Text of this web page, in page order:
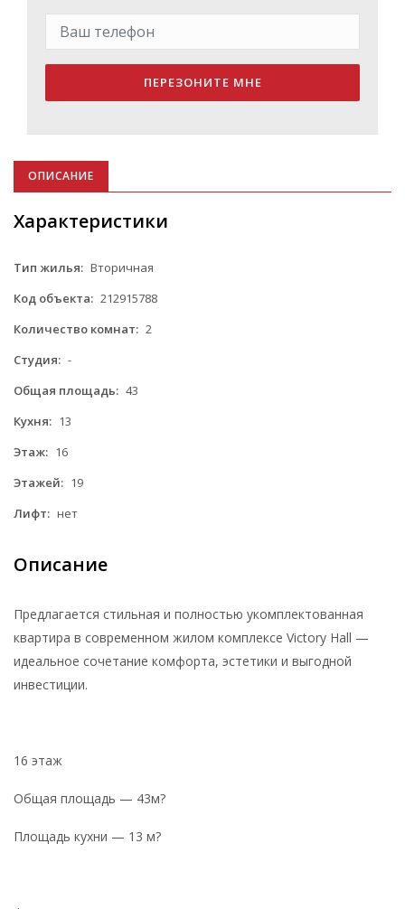
ПЕРЕЗОНИТЕ МНЕ
ОПИСАНИЕ
Характеристики
Тип жилья: Вторичная
Код объекта: 212915788
Количество комнат: 2
Студия: -
Общая площадь: 43
Кухня: 13
Этаж: 16
Этажей: 19
Лифт: нет
Описание
Предлагается стильная и полностью укомплектованная
квартира в современном жилом комплексе Victory Hall —
идеальное сочетание комфорта, эстетики и выгодной
инвестиции.
16 этаж
Общая площадь — 43м?
Площадь кухни — 13 м?